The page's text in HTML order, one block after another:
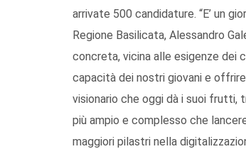
arrivate 500 candidature. “E’ un
Regione Basilicata, Alessandro
concreta, vicina alle esigenze dei
capacità dei nostri giovani e
visionario che oggi dà i suoi frutti,
più ampio e complesso che
maggiori pilastri nella